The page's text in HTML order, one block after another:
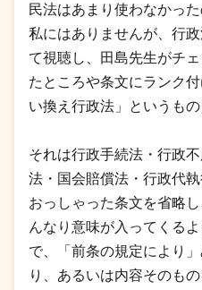
民法はあまり使わなかっ
私にはありませんが、行
て視聴し、田島先生がチ
たところや条文にランク
い換え行政法」というもの
それは行政手続法・行政
法・国会賠償法・行政代
おっしゃった条文を省略
んなり意味が入ってくる
で、「前条の規定により
り、あるいは内容そのも